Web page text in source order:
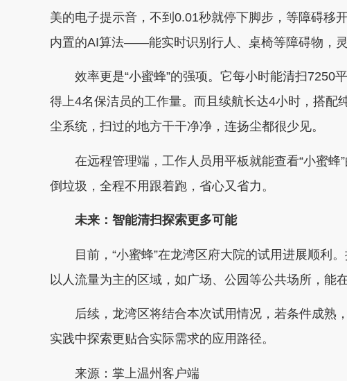
美的电子提示音，不到0.01秒就停下脚步，等障碍移
内置的AI算法——能实时识别行人、桌椅等障碍物，灵
效率更是“小蜜蜂”的强项。它每小时能清扫7250
得上4名保洁员的工作量。而且续航长达4小时，搭配
尘系统，扫过的地方干干净净，连扬尘都很少见。
在远程管理端，工作人员用平板就能查看“小蜜蜂
倒垃圾，全程不用跟着跑，省心又省力。
未来：智能清扫探索更多可能
目前，“小蜜蜂”在龙湾区府大院的试用进展顺利
以人流量为主的区域，如广场、公园等公共场所，能
后续，龙湾区将结合本次试用情况，若条件成熟
实践中探索更贴合实际需求的应用路径。
来源：掌上温州客户端